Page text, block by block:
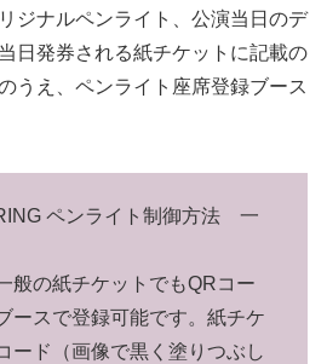
ジナルペンライト、公演当日のデ
日発券される紙チケットに記載の
うえ、ペンライト座席登録ブース
ペンライト制御方法 一
般の紙チケットでもQRコー
ースで登録可能です。紙チケ
ード（画像で黒く塗りつぶし